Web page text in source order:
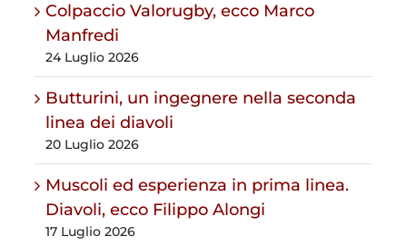
Colpaccio Valorugby, ecco Marco
Manfredi
24 Luglio 2026
Butturini, un ingegnere nella seconda
linea dei diavoli
20 Luglio 2026
Muscoli ed esperienza in prima linea.
Diavoli, ecco Filippo Alongi
17 Luglio 2026